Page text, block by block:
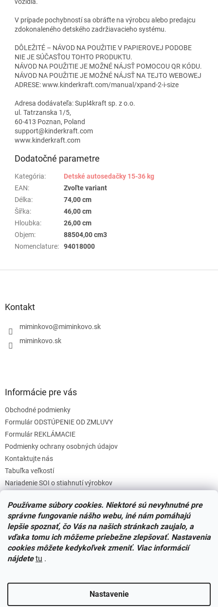
Používame súbory cookies. Niektoré sú nevyhnutné pre
správne fungovanie nášho webu, iné nám pomáhajú
lepšie spoznať, čo Vás na našich stránkach zaujalo, a
vďaka tomu ich môžeme priebežne zlepšovať. Nastavenia
cookies môžete kedykoľvek zmeniť. Viac informácií
nájdete tu .
Nastavenie
V prípade pochybností sa obráťte na výrobcu alebo predajcu
zdokonaleného detského zadržiavacieho systému.
DÔLEŽITÉ – NÁVOD NA POUŽITIE V PAPIEROVEJ PODOBE
NIE JE SÚČASŤOU TOHTO PRODUKTU.
NÁVOD NA POUŽITIE JE MOŽNÉ NÁJSŤ POMOCOU QR KÓDU.
NÁVOD NA POUŽITIE JE MOŽNÉ NÁJSŤ NA TEJTO WEBOWEJ
ADRESE: www.kinderkraft.com/manual/xpand-2-i-size
Adresa dodávateľa: Supl4kraft sp. z o.o.
ul. Tatrzanska 1/5,
60-413 Poznan, Poland
support@kinderkraft.com
www.kinderkraft.com
Dodatočné parametre
Kategória:
Detské autosedačky 15-36 kg
EAN:
Zvoľte variant
Délka:
74,00 cm
Šířka:
46,00 cm
Hloubka:
26,00 cm
Objem:
88504,00 cm3
Nomenclature: 94018000
Kontakt
miminkovo@miminkovo.sk
miminkovo.sk
Informácie pre vás
Obchodné podmienky
Formulár ODSTÚPENIE OD ZMLUVY
Formulár REKLÁMACIE
Podmienky ochrany osobných údajov
Kontaktujte nás
Tabuľka veľkostí
Nariadenie SOI o stiahnutí výrobkov
Zásady súborov COOKIES
Facebook
Vytvoril Shoptet